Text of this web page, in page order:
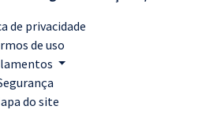
de privacidade
de uso
do site